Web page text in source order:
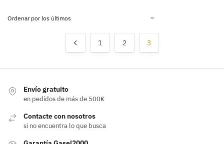
1 2 3
Envío gratuito
en pedidos de más de 500€
Contacte con nosotros
si no encuentra lo que busca